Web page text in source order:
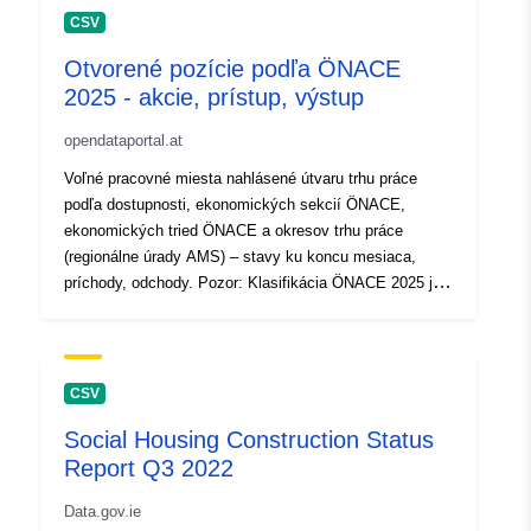
uriRef: http://data.europa.eu/88u/
Časové pokrytie:
- 30 June 2026
Poznámky k
verzii:
Enthaltene Daten: Monat
(Datum) Code des
Code der ÖNACE-
CSV
Otvorené pozície podľa ÖNACE
2025 - akcie, prístup, výstup
opendataportal.at
Voľné pracovné miesta nahlásené útvaru trhu práce
podľa dostupnosti, ekonomických sekcií ÖNACE,
ekonomických tried ÖNACE a okresov trhu práce
(regionálne úrady AMS) – stavy ku koncu mesiaca,
príchody, odchody. Pozor: Klasifikácia ÖNACE 2025 je
(rozmazané).
CSV
Social Housing Construction Status
Report Q3 2022
Data.gov.ie